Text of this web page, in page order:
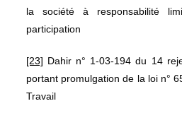
la société à responsabilité
participation
[23] Dahir n° 1-03-194 du 14
portant promulgation de la loi n°
Travail